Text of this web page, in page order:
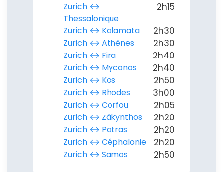
Zurich ↔︎
Thessalonique
2h15
Zurich ↔︎ Kalamata 2h30
Zurich ↔︎ Athènes 2h30
Zurich ↔︎ Fira 2h40
Zurich ↔︎ Myconos 2h40
Zurich ↔︎ Kos 2h50
Zurich ↔︎ Rhodes 3h00
Zurich ↔︎ Corfou 2h05
Zurich ↔︎ Zákynthos 2h20
Zurich ↔︎ Patras 2h20
Zurich ↔︎ Céphalonie 2h20
Zurich ↔︎ Samos 2h50